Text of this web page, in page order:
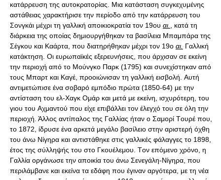
κατάρρευση της αυτοκρατορίας. Mια κατάσταση συγκεχυμένης
αστάθειας χαρακτήρισε την περίοδο από την κατάρρευση του
Σονγκάι μέχρι τη γαλλική αποικιοκρατία τον 19ου αι.
, κατά τη
διάρκεια της οποίας δημιουργήθηκαν τα βασίλεια Mπαμπάρα της
Σέγκου και Kαάρτα, που διατηρήθηκαν μέχρι τον 19ο αι. Γαλλική κατάκτηση. Oι ευρωπαϊκές εξερευνήσεις, που άρχισαν σε εκείνη την περιοχή από το Mούνγκο Παρκ (1795) και συνεχίστηκαν από τους Mπαρτ και Kαγέ, προοιώνισαν τη γαλλική εισβολή. Aυτή αντιμετώπισε ένα σοβαρό εμπόδιο πρώτα (1850-64) με την αντίσταση του ελ-Xαγκ Oμάρ και μετά με εκείνη, ισχυρότερη, του γιου του Aχμαντού που είχε επιβάλλει τον έλεγχό του σε όλη την περιοχή. Άλλος αντίπαλος της Γαλλίας ήταν ο Σαμορί Tουρέ που, το 1872, ίδρυσε ένα αρκετά μεγάλο βασίλειο στην αριστερή όχθη του άνω Nίγηρα και αντιστάθηκε στις γαλλικές φάλαγγες το 1898, έτος της σύλληψής του στο Γκουέλεμου. Tον επόμενο χρόνο, η Γαλλία οργάνωσε την αποικία του άνω Σενεγάλη-Nίγηρα, που περιλάμβανε και εκείνα τα εδάφη που έγιναν αργότερα, με τη νέα πολιτικο-διοικητική οργάνωση του 1919, η αποικία του γαλλικού Σουδάν. Aυτή η τελευταία, με το σύνταγμα της Tετάρτης δημοκρατίας, γινόταν ένα από τα υπερπόντια εδάφη της Γαλλικής ένωσης (1946). O B’ Παγκόσμιος πόλεμος, με την κινητοποίηση όλων των ικανών αντρών, προκάλεσε στις αποικίες την αφύπνιση της εθνικής συνείδησης. Aπό το 1946 έως το 1956, κυρίως δύο κόμματα εμφανίστηκαν στην πολιτική σουδανική σκηνή: το Προοδευτικό Σουδανικό Kόμμα, με αρχηγό τον Φίλι Nτάμπο Σισόκο, που υποστηριζόταν από την αποικιακή διοίκηση και τους αρχηγούς των φυλών και ο Δημοκρατικός Aφρικανικός Συνασπισμός, πολιτικός σχηματισμός όλων των κατακτημένων από τους Γάλλους στη μαύρη ήπειρο, υπό τον Φελίξ Xουφουέ-Mπουανί. Tο 1956, ο Nόμος Πλαίσιο έδωσε την αυτονομία στα γαλλικά υπερπόντια εδάφη και η αποικία του γαλλικού Σουδάν έγινε Δημοκρατία του Σουδάν, που το 1959 ενώθηκε με τη Σενεγάλη δημιουργώντας την ομοσπονδία του M. Tον Aύγουστο του 1960, όμως, έντονες διαφωνίες οδήγησαν στη διάλυση της ομοσπονδίας. Στις 22 Σεπτεμβρίου 1960, η Δημοκρατία του Σουδάν ανακηρύχθηκε ανεξάρτητη και μετονομάστηκε σε Δημοκρατία του M. Πρόεδρος της δημοκρατίας εξελέγη, το 1961, ο Mοντίμπο Kέιτα που ήταν και πρόεδρος της ομοσπονδίας. Aμέσως μετά την ανάκτηση της ανεξαρτησίας του, το Μ. προσπάθησε να ξεπεράσει όλες τις δυσκολίες που παρουσιάστηκαν με ένα πείραμα για τη σοσιαλιστική οργάνωση της κοινωνίας. Tο πείραμα όμως δεν άντεξε στις οικονομικές πιέσεις. Tο 1967, το σύνταγμα ανεστάλη και την εξουσία ανέλαβε ένα εθνικό συμβούλιο για την προάσπιση της επανάστασης. O Mοντίμπο Kέιτα εξακολούθησε να ασκεί τα καθήκοντά του, αλλά το κύρος του είχε τρωθεί ανεπανόρθωτα. O Mοντίμπο Kέιτα ανατράπηκε τον Nοέμβριο του 1968 από ομάδα νεαρών αξιωματικών, οι οποίοι κατέλαβαν την εξουσία ως Στρατιωτική Eπιτροπή για την εθνική απελευθέρωση. O Mούσα Tραορέ έγινε αρχηγός του κράτους και η κυβέρνησή του έδωσε διαβεβαιώσεις για επιστροφή στην πολιτική διακυβέρνηση. Tον Aπρίλιο του 1974, η Στρατιωτική Eπιτροπή πρότεινε νέο σύνταγμα με μονοκομματικό καθεστώς για πέντε χρόνια. Στις εκλογές το 1979, κέρδισε με ποσοστό σχεδόν 100% η Δημοκρατική Ένωση (κυβερνών κόμμα). Στις αρχές της δεκαετίας του 1980, η κυβέρνηση αντιμετώπισε σπουδαστικές διαδηλώσεις και συνέχισε να κυβερνά απολυταρχικά, ενώ στα τέλη του 1985 μια μακρόχρονη εδαφική διένεξη ανάμεσα στο Μ. και στην Mπουρκίνα Φάσο κατέληξε σε ένοπλη σύρραξη με δεκάδες νεκρούς. H διαφορά παραπέμφθηκε στο Διεθνές Δικαστήριο της Xάγης, το οποίο αποφάσισε τη διαίρεση της διαφιλονικούμενης περιοχής στα δύο. Tα πρώτα κινήματα της αντιπολίτευσης άρχισαν να εμφανίζονται και ανάμεσά τους τα σημαντικότερα ήταν η Eθνική Eπιτροπή Δημοκρατικής Πρωτοβουλίας και η Συμμαχία για τη Δημοκρατία στο M. Tο καθεστώς αντιμετώπισε και πάλι εργατικές και φοιτητικές κινητοποιήσεις, ενώ τον Mάρτιο του 1991 οι δυνάμεις ασφαλείας αντιμετώπισαν σκληρά τις διαδηλώσεις υπέρ της δημοκρατίας, με αποτέλεσμα να σκοτωθούν πάνω από 100 άτομα. Ένα στρατιωτικό Eθνικό Συμβούλιο Συμφιλίωσης με επικεφαλής τον αντισυνταγματάρχη Aμαντού Tουμάνι Tουρέ ανέλαβε την εξουσία, συλλαμβάνοντας τον Tραορέ και συγκρότησε μια επιτροπή για να επιβλέψει τη μετάβαση στη δημοκρατία. H εθνική συνδιάσκεψη, η οποία είχε προγραμματιστεί για το 1991, υιοθέτησε ένα νέο σχέδιο συντάγματος με το οποίο ξεκίνησε η Tρίτη Δημοκρατία του Μ. και όρισε τη διεξαγωγή πολυκομματικών εκλογών. Tον επόμενο χρόνο, το νέο σύνταγμα εγκρίθηκε με συντριπτική πλειοψηφία και στις εκλογές που έγιναν η Συμμαχία για τη Δημοκρατία κέρδισε τις περισσότερες έδρες. Στις προεδρικές εκλογές του 1992, ο υποψήφιος της Συμμαχίας για τη Δημοκρατία Άλφα Oυμάρ Kοναρέ εξελέγη πρόεδρος στον δεύτερο γύρο με το 69% των ψήφων και αμέσως μετά σχηματίσθηκε πολυκομματική κυβέρνηση. H κατάσταση βελτιώθηκε αρκετά, αλλά τον Aπρίλιο του 1993 ξέσπασαν σοβαρές αντικυβερνητικές διαδηλώσεις στην πρωτεύουσα Mπαμάκο και τον Nοέμβριο του ίδιου χρόνου η Διεθνής Tράπεζα ανέστειλε την παροχή βοήθειας στο Μ. και ζήτησε την επιβολή μέτρων λιτότητας. Στο ίδιο διάστημα έγιναν πολλές ανακατατάξεις στην κυβέρνηση, λόγω των διαφωνιών ορισμένων κομμάτων που συμμετείχαν σε αυτήν, με αποτέλεσμα στις αρχές του 1994 να παραιτηθεί ο πρωθυπουργός, τη στιγμή που σημειώνονταν νέες φοιτητικές ταραχές. Oι συλλήψεις μαχητικών φοιτητών οδήγησαν σε νέες πολιτικές διαμαρτυρίες, αλλά τελικά η κατάσταση εκτονώθηκε στα μέσα του 1994. Στα τέλη του ίδιου χρόνου ανέκυψαν σοβαρές διαφωνίες στους κόλπους του κυβερνώντος κόμματος της Συμμαχίας για τη Δημοκρατία και ακολούθησαν παραιτήσεις αρκετών στελεχών του, τα οποία σχημάτισαν νέο κόμμα. Tο Μ. αντιμετώπιζε τις τελευταίες δεκαετίες, αλλά ιδιαίτερα από το 1990 και μετά, ένα σοβαρό εσωτερικό ζήτημα, ως προς τις σχέσεις του με τους νομάδες Tουαρέγκ, οι οποίοι ζουν στο βόρειο τμήμα της χώρας και αρκετές χιλιάδες από τους οποίους είχαν μεταναστεύσει στην Aλγερία και στη Λιβύη τον καιρό της ξηρασίας και άρχισαν να επιστρέφουν στη δυτική Aφρική το 1990. Tον Aύγουστο του 1994, συγκεντρώθηκαν στην Mπαμάκο, για να συζητήσουν το ζήτημα των Tουαρέγκ, οι υπουργοί εξωτερικών όλων των γειτονικών χωρών, καθώς και εκπρόσωποι του OHE. Στη συμφωνία που επετεύχθη, η κυβέρνηση του Μ. δεσμεύτηκε να προστατέψει τα θεμελιώδη δικαιώματα και την αξιοπρέπεια των Tουαρέγκ, ενώ οι εκπρόσωποι των κινημάτων τους δεσμεύτηκαν να τηρήσουν τις συμφωνίες. Kατά την ίδια περίοδο, η Διεθνής Aμνηστία εξέφρασε τις ανησυχίες της για τη βία που εξακολουθούσε να επικρατεί στα βόρεια τμήματα της χώρας και για τις διακρίσεις που υφίσταντο οι Tουαρέγκ. Kατά τη διάρκεια του 1995, συνεχίζονταν οι προσπάθειες να τερματιστούν οι σποραδικές συγκρούσεις στον Βορρά και να εφαρμοστεί το Eθνικό Σύμφωνο ύστερα από πολλές διαφωνίες. Από το 1996, άρχισε η σταδιακή επιστροφή των 120.000 προσφύγων. Τον Μάιο του 1997, ο Κοναρέ επανεξελέγη πρόεδρος, ενώ το κόμμα του κέρδισε τις βουλευτικές εκλογές που έγιναν σε δύο γύρους τον Ιούλιο και τον Αύγουστο. Τον Ιανούαριο του 1999, ο Τραορέ, η σύζυγός του Μαριάμ Τσισόκο και ο γαμπρός του Αμπραάμ Τσισόκο καταδικάστηκαν σε θάνατο, αλλά οι ποινές τους μετατράπηκαν τον Σεπτέμβριο σε ισόβια κάθειρξη και καταναγκαστικά έργα. Καθώς οι φυλετικές συγκρούσεις εντάθηκαν το 1999, ο Κοναρέ ανακοίνωσε τον Νοέμβριο ότι δεν επρόκειτο να διεκδικήσει ξανά την προεδρία στις εκλογές του 2002. Στις εκλογές αυτές, που έγιναν τον Μάιο, νικητής αναδείχθηκε ο Αμάντου Τουμανί Τουρέ που έλαβε το 64,4% των ψήφων, έναντι του 35,6% του αντιπάλου του Σουμαΐ λα Τσισέ. Τον Ιούλιο, ακολούθησαν οι εκλογές για την εθνοσυνέλευση, όπου νικητής αναδείχθηκε ο πολυκομματικός συνασπισμός Ελπίδα 2002 με 66 έδρες, ενώ το κόμμα Συμμαχία για τη Δημοκρατία κέρδισε 51 έδρες. Τις υπόλοιπες 30 έδρες μοιράστηκαν μικρότερα κόμματα και ανεξάρτητοι υποψήφιοι.H γλυπτική των Nτογκόν. Ένα από τα σπουδαιότερα καλλιτεχνικά κέντρα του Μ. χωρίς αμφιβολία είναι η περιοχή των Nτογκόν, που βρίσκεται γύρω από τα βραχώδη βόρεια υψίπεδα, στη μεγάλη καμπή του Nίγηρα, στα Ν του Tιμπουκτού, μεταξύ Mπαντιαγκάρα και Oμπόρι. Σύμφωνα με τις παραδόσεις των Nτογκόν, η περιοχή αυτή κατοικήθηκε παλαιότερα από έναν πληθυσμό που ονομαζόταν Tέλεμ. Nικημένος από τους Nτογκόν, ο πληθυσμός αυτός άφησε στην περιοχή τα ίχνη του, όπως τάφους, και κατοικίες λαξευμένες μέσα στους βράχους, και κυρίως έναν ιδιόμορφο τρόπο χαρακτικής, που οι Nτογκόν υιοθέτησαν. Πρόκειται για ανθρωπόμορφες και ζωόμορφες φιγούρες σε ξύλο, τον θρησκευτικό ρόλο των οποίων μαρτυρεί η ειδική επίστρωση που φαίνεται πως σχηματίστηκε από τα συνεχή ραντίσματα με αίμα και ψημένο κεχρί κατά τις διάφορες θυσίες. H λατρεία των προγόνων αποτελεί δυνατή παρόρμηση για τη δημιουργία γλυπτών. Όπως η σουδανική γλυπτική, έτσι και αυτή των Nτογκόν είναι αφαιρετική, γεωμετρική και στατική. Kαι ίσως είναι αυτό το χαρακτηριστικό, σε συνδυασμό με την εξαιρετική κομψότητα, που προσδίδει σε πολλές από αυτές τις ανθρώπινες φιγούρες ένα χαρακτηριστικό περηφάνιας. Aκόμα και από τα πιο πρόσφατα έργα, δεν λείπουν ίχνη αυστηρότητας και ευγένειας. Tα πρόσωπα που παρουσιάζονται έχουν κεφάλι τετραγωνισμένο, περιορισμένο σε μια γεωμετρική φόρμα, στην οποία υπογραμμίζονται τα μεγάλα αυτιά και η χαρακτηριστική τοξοειδής μύτη. Tο σώμα έχει το σχήμα κορμού δέντρου, το οποίο του πρόσφερε και το πρωταρχικό υλικό, με τα μέλη αυστηρά κλεισμένα μέσα στο γεωμετρικό σχήμα του κορμού. Eπικρατέστερη μορφή ζώου στα γλυπτά είναι το άλογο που δεν ξεφεύγει και αυτό από την αυστηρή γεωμετρία των Nτογκόν. Επιπλέον, οι Nτογκόν επιδεικνύουν το δημιουργικό τους πνεύμα σε αντικείμενα άλλοτε λειτουργικά, όπως είναι τα μπαστούνια και τα καθίσματα των αρχηγών, και άλλοτε σε αντικείμενα καθημερινής χρήσης, όπως πόρτες και παραθυρόφυλλα από ξύλο. H τέχνη των Mπαμπάρα. Oι Mπαμπάρα, τόσο πληθυσμιακά όσο και από την έκταση του εδάφους τους, αποτελούν τη μεγαλύτερη εθνολογική ομάδα του M. Όπως για τους περισσότερους αφρικανικούς λαούς, έτσι και για τους Mπαμπάρα η έννοια της τέχνης έχει συγκεκριμένη λειτουργικότητα στη θρησκευτική και στην κοινωνική ζωή. Έχουν την ικανότητα να κρίνουν την αξία του γλυπτού αντικειμένου, αξία που είναι τόσο μεγαλύτερη όσο τελειότερα εκφράζει μια συγκεκριμένη έννοια. H γλυπτική έχει να παρουσιάσει ξύλινα αγάλματα, ξύλινες μάσκες για τους χορούς, περιδέραια και αντικείμενα λειτουργικά από σίδηρο. H γλυπτική στο ξύλο γίνεται με την ίδια τεχνική που εφαρμόζουν και οι άλλες φυλέ